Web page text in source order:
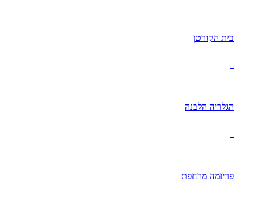
בית הקורטן
הגלריה הלבנה
פריזמה מרחפת